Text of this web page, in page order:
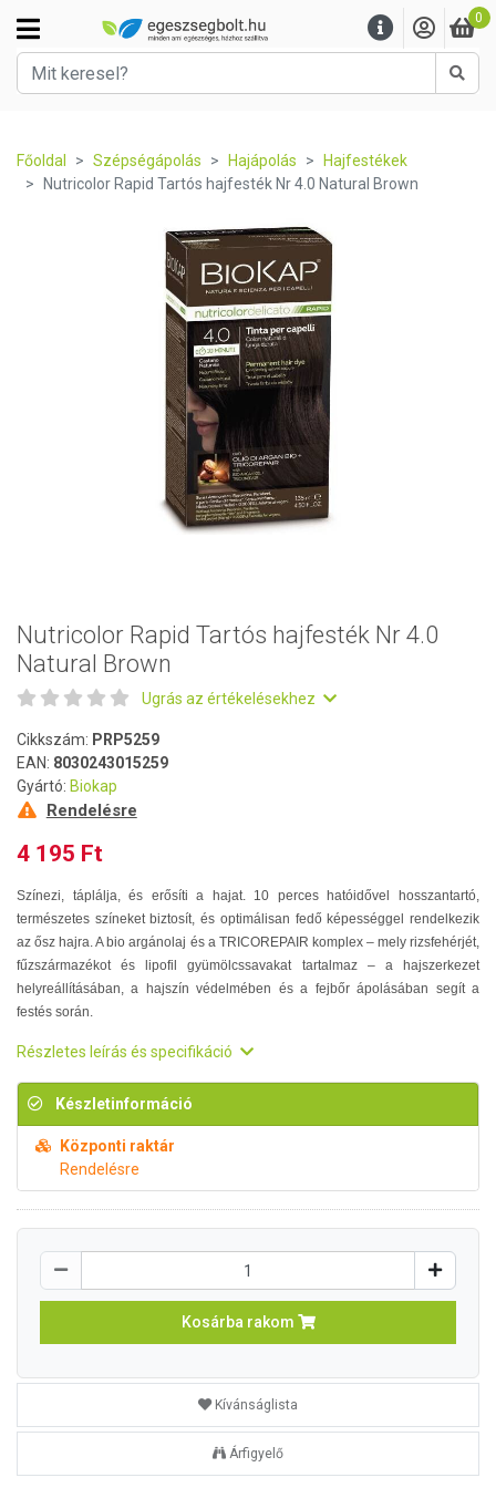
0
Főoldal Szépségápolás Hajápolás
Hajfestékek
Nutricolor Rapid Tartós hajfesték Nr 4.0 Natural Brown
Nutricolor Rapid Tartós hajfesték Nr 4.0
Natural Brown
Ugrás az értékelésekhez
Cikkszám: PRP5259
EAN: 8030243015259
Gyártó: Biokap
Rendelésre
4 195 Ft
Színezi, táplálja, és erősíti a hajat. 10 perces hatóidővel hosszantartó,
természetes színeket biztosít, és optimálisan fedő képességgel rendelkezik
az ősz hajra. A bio argánolaj és a TRICOREPAIR komplex – mely rizsfehérjét,
fűzszármazékot és lipofil gyümölcssavakat tartalmaz – a hajszerkezet
helyreállításában, a hajszín védelmében és a fejbőr ápolásában segít a
festés során.
Részletes leírás és specifikáció
Készletinformáció
Központi raktár
Rendelésre
Kosárba rakom
Kívánságlista
Árfigyelő